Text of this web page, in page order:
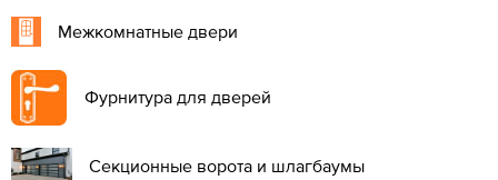
Межкомнатные двери
Фурнитура для дверей
Секционные ворота и шлагбаумы